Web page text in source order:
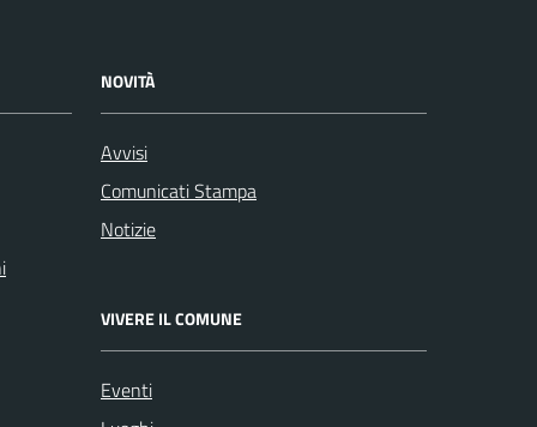
NOVITÀ
Avvisi
Comunicati Stampa
Notizie
VIVERE IL COMUNE
Eventi